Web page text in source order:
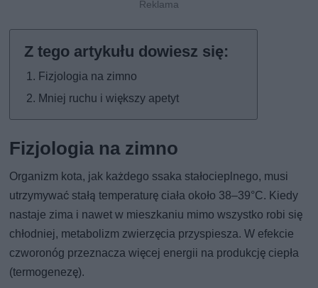
Fizjologia na zimno
Mniej ruchu i większy apetyt
Fizjologia na zimno
Organizm kota, jak każdego ssaka stałocieplnego, musi
utrzymywać stałą temperaturę ciała około 38–39°C. Kiedy
nastaje zima i nawet w mieszkaniu mimo wszystko robi się
chłodniej, metabolizm zwierzęcia przyspiesza. W efekcie
czworonóg przeznacza więcej energii na produkcję ciepła
(termogenezę).